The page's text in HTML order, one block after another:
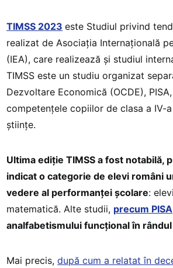
TIMSS 2023 este Studiul privind
realizat de Asociația Internațională
(IEA), care realizează și studiul
TIMSS este un studiu organizat
Dezvoltare Economică (OCDE),
competențele copiilor de clasa a IV-
științe.
Ultima ediție TIMSS a fost notabilă,
indicat o categorie de elevi români
vedere al performanței școlare:
matematică. Alte studii, precum PISA
analfabetismului funcțional în
Mai precis, după cum a relatat în